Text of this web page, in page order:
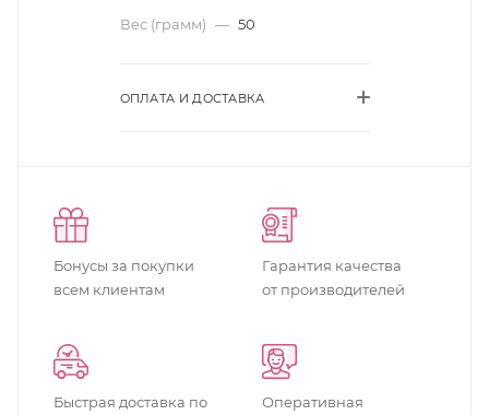
Вес (грамм) — 50
ОПЛАТА И ДОСТАВКА
Бонусы за покупки
всем клиентам
Гарантия качества
от производителей
Быстрая доставка по
Оперативная